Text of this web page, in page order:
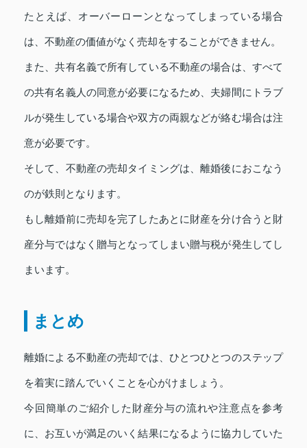
たとえば、オーバーローンとなってしまっている場合
は、不動産の価値がなく売却をすることができません。
また、共有名義で所有している不動産の場合は、すべて
の共有名義人の同意が必要になるため、夫婦間にトラブ
ルが発生している場合や双方の両親などが絡む場合は注
意が必要です。
そして、不動産の売却タイミングは、離婚後におこなう
のが鉄則となります。
もし離婚前に売却を完了したあとに財産を分け合うと財
産分与ではなく贈与となってしまい贈与税が発生してし
まいます。
まとめ
離婚による不動産の売却では、ひとつひとつのステップ
を着実に踏んでいくことを心がけましょう。
今回簡単のご紹介した財産分与の流れや注意点を参考
に、お互いが満足のいく結果になるように協力していた